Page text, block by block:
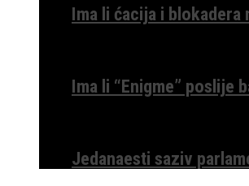
Ima li ćacija i
Ima li “Enigme” poslije
Jedanaesti saziv